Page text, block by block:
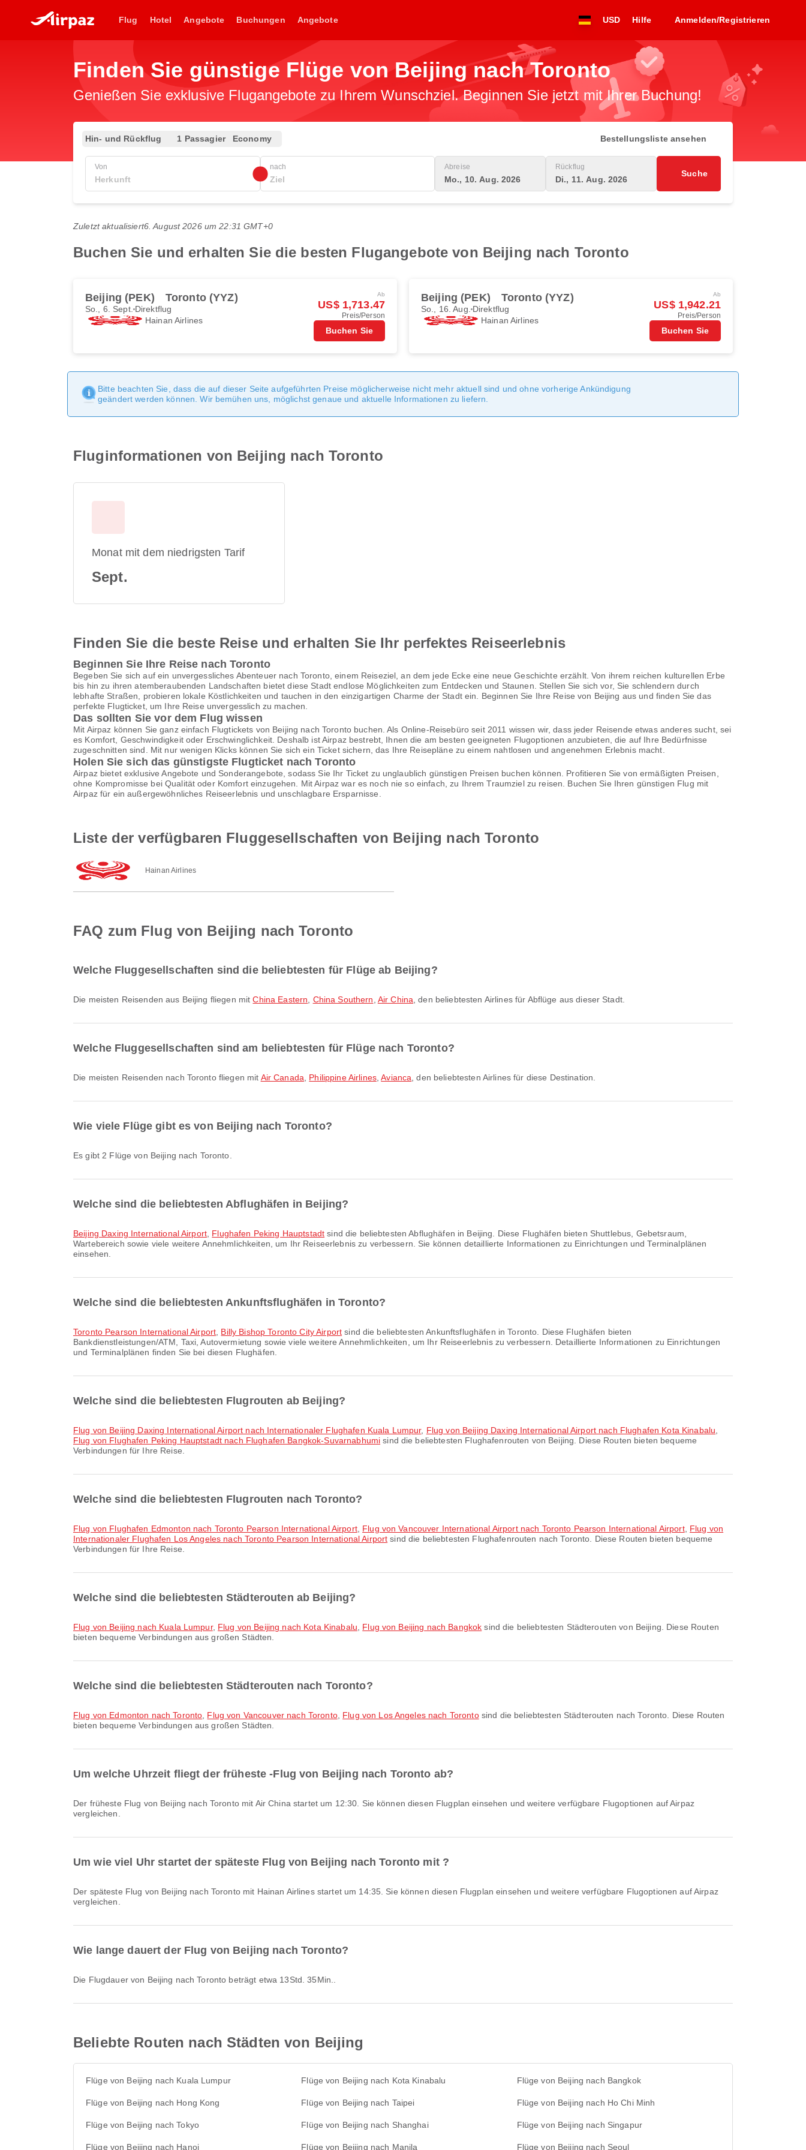
Flug Hotel Angebote Buchungen Angebote USD Hilfe Anmelden/Registrieren
Finden Sie günstige Flüge von Beijing nach Toronto
Genießen Sie exklusive Flugangebote zu Ihrem Wunschziel. Beginnen Sie jetzt mit Ihrer Buchung!
Hin- und Rückflug 1 Passagier Economy Bestellungsliste ansehen
Von nach Abreise
Mo., 10. Aug. 2026
Rückflug
Di., 11. Aug. 2026
Suche
Zuletzt aktualisiert6. August 2026 um 22:31 GMT+0
Buchen Sie und erhalten Sie die besten Flugangebote von Beijing nach Toronto
Beijing (PEK) Toronto (YYZ)
So., 6. Sept. Direktflug
Hainan Airlines
Ab
US$ 1,713.47
Preis/Person
Buchen Sie
Beijing (PEK) Toronto (YYZ)
So., 16. Aug. Direktflug
Hainan Airlines
Ab
US$ 1,942.21
Preis/Person
Buchen Sie
Bitte beachten Sie, dass die auf dieser Seite aufgeführten Preise möglicherweise nicht mehr aktuell sind und ohne vorherige Ankündigung
geändert werden können. Wir bemühen uns, möglichst genaue und aktuelle Informationen zu liefern.
Fluginformationen von Beijing nach Toronto
Monat mit dem niedrigsten Tarif
Sept.
Finden Sie die beste Reise und erhalten Sie Ihr perfektes Reiseerlebnis
Beginnen Sie Ihre Reise nach Toronto
Begeben Sie sich auf ein unvergessliches Abenteuer nach Toronto, einem Reiseziel, an dem jede Ecke eine neue Geschichte erzählt. Von ihrem reichen kulturellen Erbe
bis hin zu ihren atemberaubenden Landschaften bietet diese Stadt endlose Möglichkeiten zum Entdecken und Staunen. Stellen Sie sich vor, Sie schlendern durch
lebhafte Straßen, probieren lokale Köstlichkeiten und tauchen in den einzigartigen Charme der Stadt ein. Beginnen Sie Ihre Reise von Beijing aus und finden Sie das
perfekte Flugticket, um Ihre Reise unvergesslich zu machen.
Das sollten Sie vor dem Flug wissen
Mit Airpaz können Sie ganz einfach Flugtickets von Beijing nach Toronto buchen. Als Online-Reisebüro seit 2011 wissen wir, dass jeder Reisende etwas anderes sucht, sei
es Komfort, Geschwindigkeit oder Erschwinglichkeit. Deshalb ist Airpaz bestrebt, Ihnen die am besten geeigneten Flugoptionen anzubieten, die auf Ihre Bedürfnisse
zugeschnitten sind. Mit nur wenigen Klicks können Sie sich ein Ticket sichern, das Ihre Reisepläne zu einem nahtlosen und angenehmen Erlebnis macht.
Holen Sie sich das günstigste Flugticket nach Toronto
Airpaz bietet exklusive Angebote und Sonderangebote, sodass Sie Ihr Ticket zu unglaublich günstigen Preisen buchen können. Profitieren Sie von ermäßigten Preisen,
ohne Kompromisse bei Qualität oder Komfort einzugehen. Mit Airpaz war es noch nie so einfach, zu Ihrem Traumziel zu reisen. Buchen Sie Ihren günstigen Flug mit
Airpaz für ein außergewöhnliches Reiseerlebnis und unschlagbare Ersparnisse.
Liste der verfügbaren Fluggesellschaften von Beijing nach Toronto
Hainan Airlines
FAQ zum Flug von Beijing nach Toronto
Welche Fluggesellschaften sind die beliebtesten für Flüge ab Beijing?
Die meisten Reisenden aus Beijing fliegen mitChina Eastern China Southern Air China , den beliebtesten Airlines für Abflüge aus dieser Stadt.
Welche Fluggesellschaften sind am beliebtesten für Flüge nach Toronto?
Die meisten Reisenden nach Toronto fliegen mit Air Canada Philippine Airlines,Avianca , den beliebtesten Airlines für diese Destination.
Wie viele Flüge gibt es von Beijing nach Toronto?
Es gibt 2 Flüge von Beijing nach Toronto.
Welche sind die beliebtesten Abflughäfen in Beijing?
Beijing Daxing International Airport Flughafen Peking Hauptstadt sind die beliebtesten Abflughäfen in Beijing. Diese Flughäfen bieten Shuttlebus, Gebetsraum,
Wartebereich sowie viele weitere Annehmlichkeiten, um Ihr Reiseerlebnis zu verbessern. Sie können detaillierte Informationen zu Einrichtungen und Terminalplänen
einsehen.
Welche sind die beliebtesten Ankunftsflughäfen in Toronto?
Toronto Pearson International Airport Billy Bishop Toronto City Airport sind die beliebtesten Ankunftsflughäfen in Toronto. Diese Flughäfen bieten
Bankdienstleistungen/ATM, Taxi, Autovermietung sowie viele weitere Annehmlichkeiten, um Ihr Reiseerlebnis zu verbessern. Detaillierte Informationen zu Einrichtungen
und Terminalplänen finden Sie bei diesen Flughäfen.
Welche sind die beliebtesten Flugrouten ab Beijing?
Flug von Beijing Daxing International Airport nach Internationaler Flughafen Kuala Lumpur, Flug von Beijing Daxing International Airport nach Flughafen Kota Kinabalu
Flug von Flughafen Peking Hauptstadt nach Flughafen Bangkok-Suvarnabhumi sind die beliebtesten Flughafenrouten von Beijing. Diese Routen bieten bequeme
Verbindungen für Ihre Reise.
Welche sind die beliebtesten Flugrouten nach Toronto?
Flug von Flughafen Edmonton nach Toronto Pearson International Airport, Flug von Vancouver International Airport nach Toronto Pearson International Airport, Flug von
Internationaler Flughafen Los Angeles nach Toronto Pearson International Airport sind die beliebtesten Flughafenrouten nach Toronto. Diese Routen bieten bequeme
Verbindungen für Ihre Reise.
Welche sind die beliebtesten Städterouten ab Beijing?
Flug von Beijing nach Kuala Lumpur, Flug von Beijing nach Kota Kinabalu Flug von Beijing nach Bangkok sind die beliebtesten Städterouten von Beijing. Diese Routen
bieten bequeme Verbindungen aus großen Städten.
Welche sind die beliebtesten Städterouten nach Toronto?
Flug von Edmonton nach Toronto Flug von Vancouver nach Toronto, Flug von Los Angeles nach Torontosind die beliebtesten Städterouten nach Toronto. Diese Routen
bieten bequeme Verbindungen aus großen Städten.
Um welche Uhrzeit fliegt der früheste -Flug von Beijing nach Toronto ab?
Der früheste Flug von Beijing nach Toronto mit Air China startet um 12:30. Sie können diesen Flugplan einsehen und weitere verfügbare Flugoptionen auf Airpaz
vergleichen.
Um wie viel Uhr startet der späteste Flug von Beijing nach Toronto mit ?
Der späteste Flug von Beijing nach Toronto mit Hainan Airlines startet um 14:35. Sie können diesen Flugplan einsehen und weitere verfügbare Flugoptionen auf Airpaz
vergleichen.
Wie lange dauert der Flug von Beijing nach Toronto?
Die Flugdauer von Beijing nach Toronto beträgt etwa 13Std. 35Min..
Beliebte Routen nach Städten von Beijing
Flüge von Beijing nach Kuala Lumpur Flüge von Beijing nach Kota Kinabalu Flüge von Beijing nach Bangkok
Flüge von Beijing nach Hong Kong Flüge von Beijing nach Taipei Flüge von Beijing nach Ho Chi Minh
Flüge von Beijing nach Tokyo Flüge von Beijing nach Shanghai Flüge von Beijing nach Singapur
Flüge von Beijing nach Hanoi Flüge von Beijing nach Manila Flüge von Beijing nach Seoul